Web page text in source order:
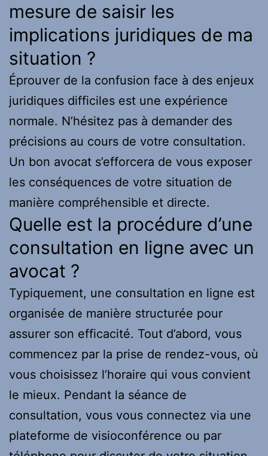
mesure de saisir les
implications juridiques de ma
situation ?
Éprouver de la confusion face à des enjeux
juridiques difficiles est une expérience
normale. N’hésitez pas à demander des
précisions au cours de votre consultation.
Un bon avocat s’efforcera de vous exposer
les conséquences de votre situation de
manière compréhensible et directe.
Quelle est la procédure d’une
consultation en ligne avec un
avocat ?
Typiquement, une consultation en ligne est
organisée de manière structurée pour
assurer son efficacité. Tout d’abord, vous
commencez par la prise de rendez-vous, où
vous choisissez l’horaire qui vous convient
le mieux. Pendant la séance de
consultation, vous vous connectez via une
plateforme de visioconférence ou par